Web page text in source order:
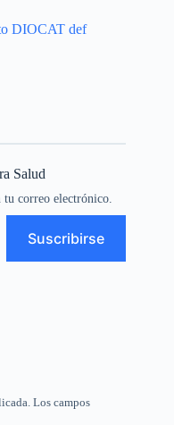
DIOCAT def
Salud
tu correo electrónico.
Suscribirse
Los campos